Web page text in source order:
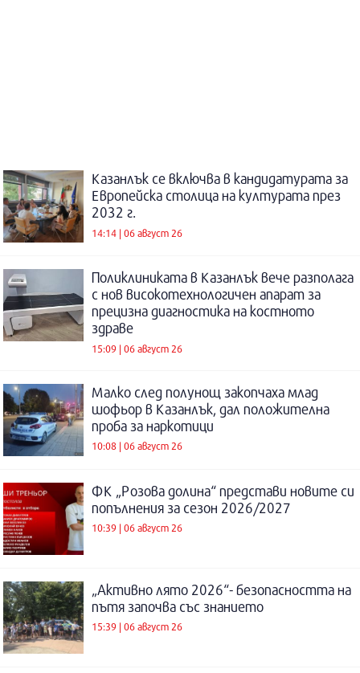
Казанлък се включва в кандидатурата за
Европейска столица на културата през
2032 г.
14:14 | 06 август 26
Поликлиниката в Казанлък вече разполага
с нов високотехнологичен апарат за
прецизна диагностика на костното
здраве
15:09 | 06 август 26
Малко след полунощ закопчаха млад
шофьор в Казанлък, дал положителна
проба за наркотици
10:08 | 06 август 26
ФК „Розова долина“ представи новите си
попълнения за сезон 2026/2027
10:39 | 06 август 26
„Активно лято 2026“- безопасността на
пътя започва със знанието
15:39 | 06 август 26